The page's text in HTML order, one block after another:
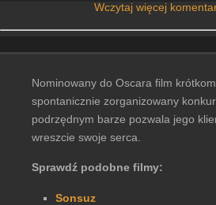
Wczytaj więcej
Nominowany do Oscara film
spontanicznie zorganizowany
podrzędnym barze pozwala jego
wreszcie swoje serca.
Sprawdź podobne filmy:
Sonsuz